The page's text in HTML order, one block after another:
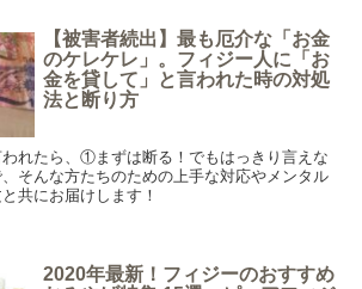
【被害者続出】最も厄介な「お金
のケレケレ」。フィジー人に「お
金を貸して」と言われた時の対処
法と断り方
われたら、①まずは断る！でもはっきり言えな
そんな方たちのための上手な対応やメンタル
共にお届けします！
2020年最新！フィジーのおすすめ